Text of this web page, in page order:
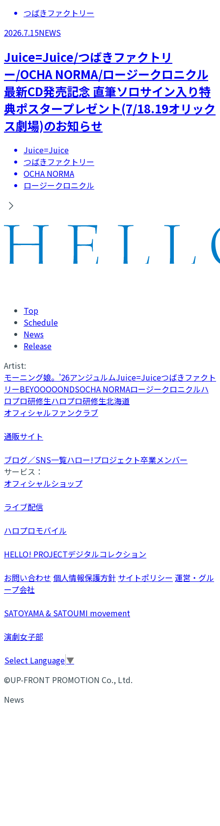
つばきファクトリー
2026.7.15NEWS
Juice=Juice/つばきファクトリ
ー/OCHA NORMA/ロージークロニクル
最新CD発売記念 直筆ソロサイン入り特
典ポスタープレゼント(7/18.19オリック
ス劇場)のお知らせ
Juice=Juice
つばきファクトリー
OCHA NORMA
ロージークロニクル
Top
Schedule
News
Release
Artist:
モーニング娘。'26アンジュルムJuice=Juiceつばきファクト
リーBEYOOOOONDSOCHA NORMAロージークロニクルハ
ロプロ研修生ハロプロ研修生北海道
オフィシャルファンクラブ
通販サイト
ブログ／SNS一覧ハロー!プロジェクト卒業メンバー
サービス：
オフィシャルショップ
ライブ配信
ハロプロモバイル
HELLO! PROJECTデジタルコレクション
お問い合わせ 個人情報保護方針 サイトポリシー 運営・グル
ープ会社
SATOYAMA & SATOUMI movement
演劇女子部
Select Language▼
©UP-FRONT PROMOTION Co., Ltd.
News